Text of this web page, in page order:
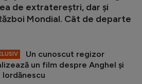
de extratereștri, dar și
Mondial. Cât de departe
Un cunoscut regizor
un film despre Anghel și
Iordănescu